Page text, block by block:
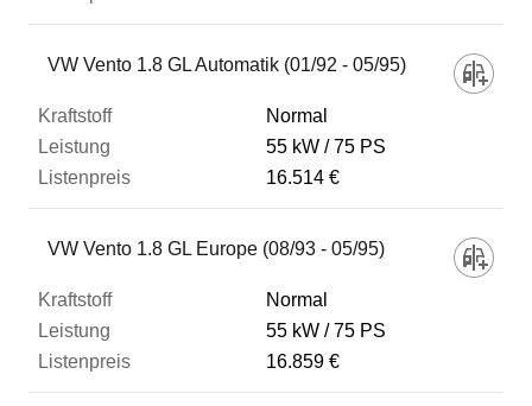
VW Vento 1.8 GL Automatik (01/92 - 05/95)
Normal
55 kW
75 PS
16.514 €
VW Vento 1.8 GL Europe (08/93 - 05/95)
Normal
55 kW
75 PS
16.859 €